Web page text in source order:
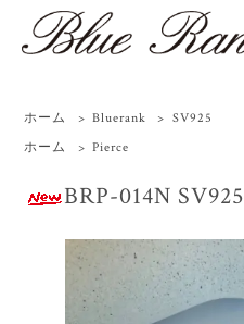
ホーム > Bluerank > SV925
ホーム
> Pierce
BRP-014N SV925